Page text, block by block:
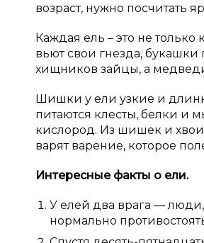
возраст, нужно посчитать
Каждая ель – это не
вьют свои гнезда,
хищников зайцы, а медведи
Шишки у ели узкие и
питаются клесты, белки и
кислород. Из шишек и
варят варение, которое
Интересные факты о ели.
У елей два врага —
нормально